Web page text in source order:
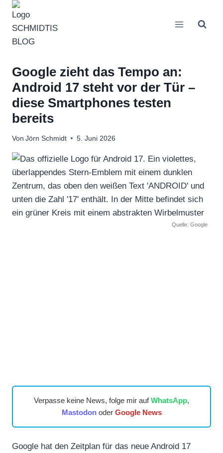
Zum
Inhalt
springen
Google zieht das Tempo an:
Android 17 steht vor der Tür –
diese Smartphones testen
bereits
Von Jörn Schmidt 5. Juni 2026
Quelle: Google
Verpasse keine News, folge mir aufWhatsApp,
Mastodonoder Google News
Google hat den Zeitplan für das neue Android 17